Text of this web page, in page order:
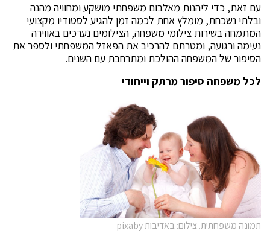
עם זאת, כדי ליהנות מאלבום משפחתי מושקע ומחוויה מהנה
ובלתי נשכחת, מומלץ אחת לכמה זמן להגיע לסטודיו מקצועי
המתמחה בשירות צילומי משפחה, הצילומים נערכים באווירה
נעימה ורגועה, ומטרתם להרכיב את הפאזל המשפחתי ולספר את
הסיפור של המשפחה ההולכת ומתרחבת עם השנים.
לכל משפחה סיפור מרתק וייחודי
תמונה משפחתית. צילום: באדיבות pixaby